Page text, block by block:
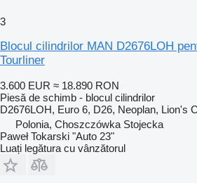
3
Blocul cilindrilor MAN D2676LOH
Tourliner
3.600 EUR ≈ 18.890 RON
Piesă de schimb - blocul cilindrilor
D2676LOH, Euro 6, D26, Neoplan, Lion's
Polonia, Choszczówka Stojecka
Paweł Tokarski "Auto 23"
Luați legătura cu vânzătorul